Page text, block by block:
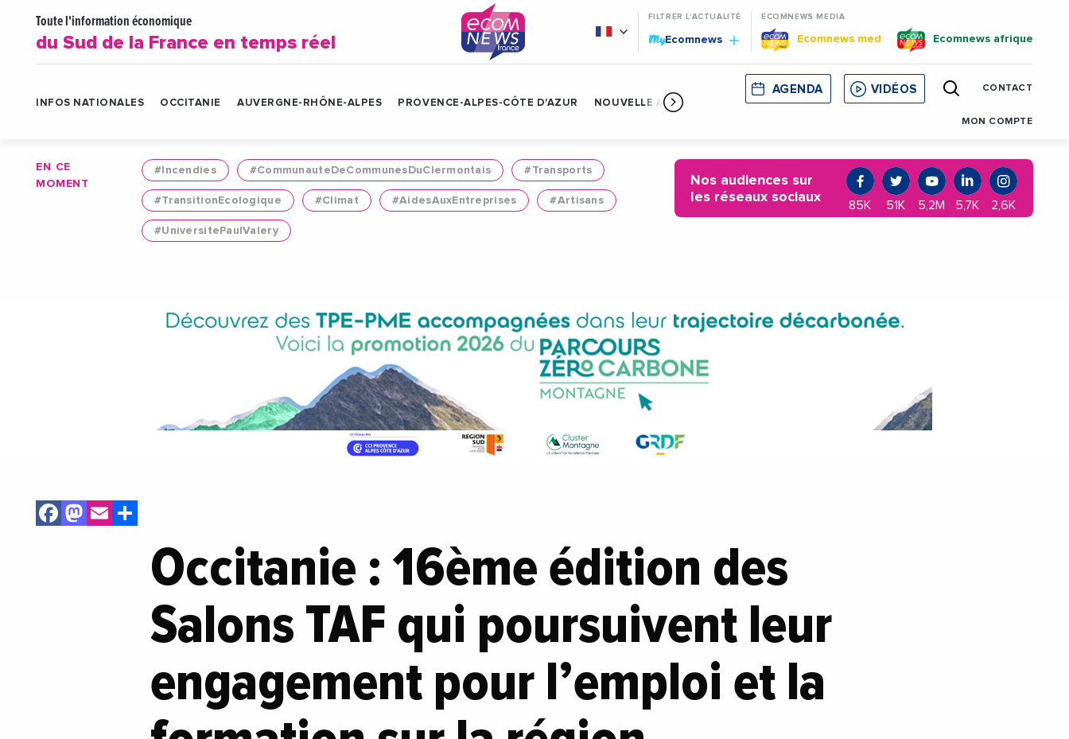
Toute l'information économique
du Sud de la France en temps réel
FILTRER L'ACTUALITÉ
MyEcomnews
ECOMNEWS MEDIA
Ecomnews med Ecomnews afrique
INFOS NATIONALES OCCITANIE AUVERGNE-RHÔNE-ALPES PROVENCE-ALPES-CÔTE D'AZUR NOUVELLE AQUITAINE CORSE MONACO CATALOGNE
AGENDA VIDÉOS CONTACT
MON COMPTE
EN CE
MOMENT
#Incendies #CommunauteDeCommunesDuClermontais #Transports
#TransitionEcologique #Climat #AidesAuxEntreprises #Artisans
#UniversitePaulValery
Nos audiences sur
les réseaux sociaux
85K 51K 5,2M 5,7K 2,6K
Facebook
Mastodon
Email
Occitanie : 16ème édition des
Salons TAF qui poursuivent leur
engagement pour l’emploi et la